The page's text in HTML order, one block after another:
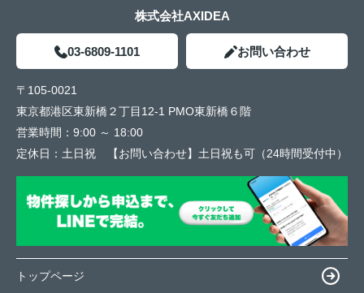
株式会社AXIDEA
03-6809-1101 お問い合わせ
〒105-0021
東京都港区東新橋２丁目12-1 PMO東新橋６階
営業時間： 9:00 ～ 18:00
定休日： 土日祝 【お問い合わせ】土日祝も可（24時間受付中）
トップページ